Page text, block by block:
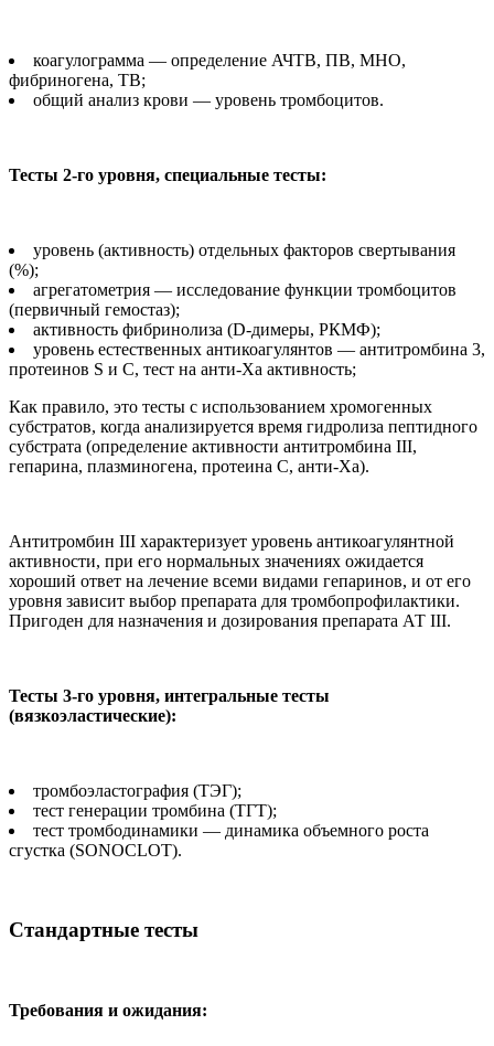
коагулограмма — определение АЧТВ, ПВ, МНО,
фибриногена, ТВ;
общий анализ крови — уровень тромбоцитов.
Тесты 2-го уровня, специальные тесты:
уровень (активность) отдельных факторов свертывания
(%);
агрегатометрия — исследование функции тромбоцитов
(первичный гемостаз);
активность фибринолиза (D-димеры, РКМФ);
уровень естественных антикоагулянтов — антитромбина 3,
протеинов S и C, тест на анти-Ха активность;
Как правило, это тесты с использованием хромогенных
субстратов, когда анализируется время гидролиза пептидного
субстрата (определение активности антитромбина III,
гепарина, плазминогена, протеина С, анти-Ха).
Антитромбин III характеризует уровень антикоагулянтной
активности, при его нормальных значениях ожидается
хороший ответ на лечение всеми видами гепаринов, и от его
уровня зависит выбор препарата для тромбопрофилактики.
Пригоден для назначения и дозирования препарата АТ III.
Тесты 3-го уровня, интегральные тесты
(вязкоэластические):
тромбоэластография (ТЭГ);
тест генерации тромбина (ТГТ);
тест тромбодинамики — динамика объемного роста
сгустка (SONOCLOT).
Стандартные тесты
Требования и ожидания: